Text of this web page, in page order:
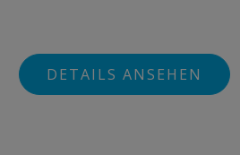
DETAILS ANSEHEN